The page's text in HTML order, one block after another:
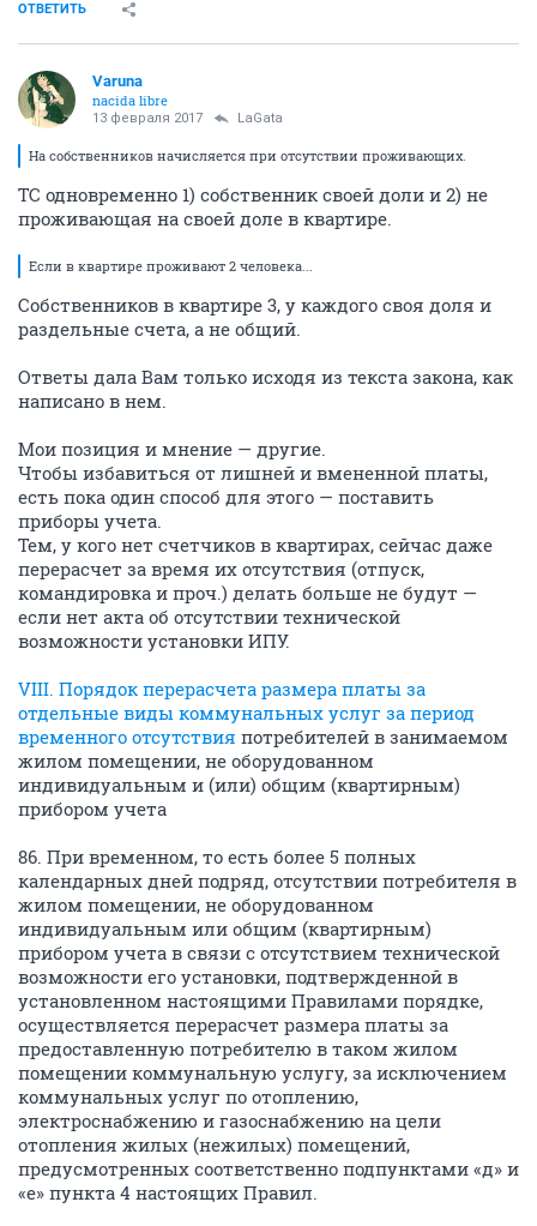
ОТВЕТИТЬ
Varuna
nacida libre
13 февраля 2017 LaGata
На собственников начисляется при отсутствии проживающих.
ТС одновременно 1) собственник своей доли и 2) не
проживающая на своей доле в квартире.
Если в квартире проживают 2 человека...
Собственников в квартире 3, у каждого своя доля и
раздельные счета, а не общий.
Ответы дала Вам только исходя из текста закона, как
написано в нем.
Мои позиция и мнение — другие.
Чтобы избавиться от лишней и вмененной платы,
есть пока один способ для этого — поставить
приборы учета.
Тем, у кого нет счетчиков в квартирах, сейчас даже
перерасчет за время их отсутствия (отпуск,
командировка и проч.) делать больше не будут —
если нет акта об отсутствии технической
возможности установки ИПУ.
VIII. Порядок перерасчета размера платы за
отдельные виды коммунальных услуг за период
временного отсутствия потребителей в занимаемом
жилом помещении, не оборудованном
индивидуальным и (или) общим (квартирным)
прибором учета
86. При временном, то есть более 5 полных
календарных дней подряд, отсутствии потребителя в
жилом помещении, не оборудованном
индивидуальным или общим (квартирным)
прибором учета в связи с отсутствием технической
возможности его установки, подтвержденной в
установленном настоящими Правилами порядке,
осуществляется перерасчет размера платы за
предоставленную потребителю в таком жилом
помещении коммунальную услугу, за исключением
коммунальных услуг по отоплению,
электроснабжению и газоснабжению на цели
отопления жилых (нежилых) помещений,
предусмотренных соответственно подпунктами «д» и
«е» пункта 4 настоящих Правил.